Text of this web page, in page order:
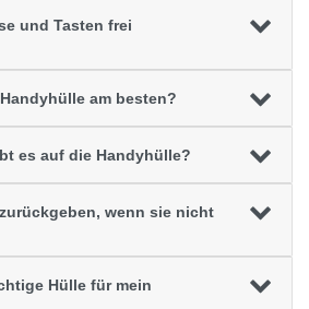
und Tasten frei
am besten?
es auf die Handyhülle?
wenn sie nicht
Hülle für mein